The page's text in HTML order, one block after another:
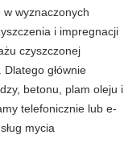
wyznaczonych
i impregnacji
czyszczonej
głównie
betonu, plam oleju i
telefonicznie lub e-
mycia